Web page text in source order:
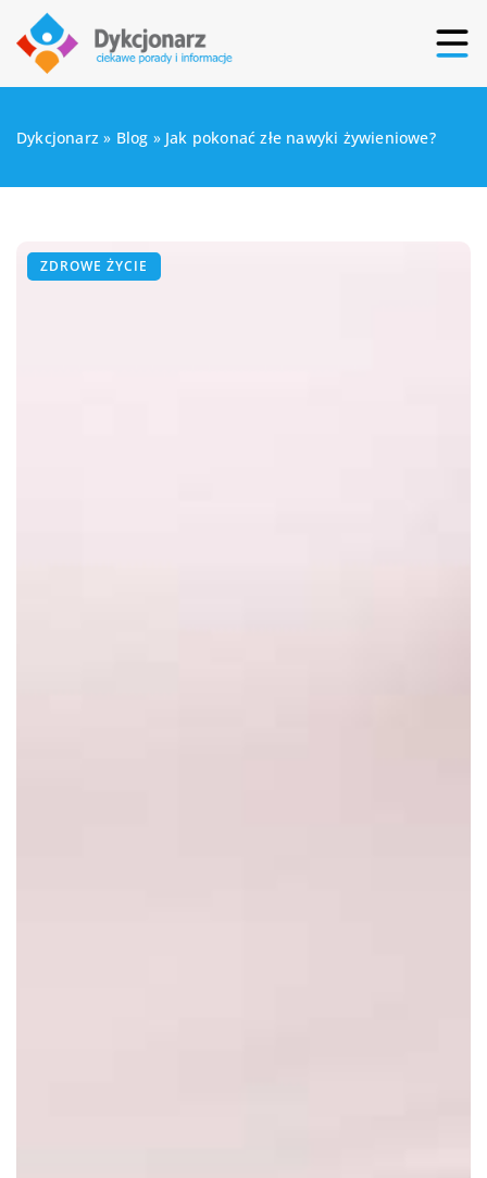
Dykcjonarz » Blog » Jak pokonać złe nawyki żywieniowe?
ZDROWE ŻYCIE